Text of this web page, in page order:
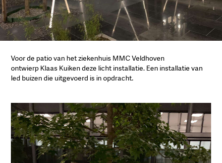
Voor de patio van het ziekenhuis MMC Veldhoven
ontwierp Klaas Kuiken deze licht installatie. Een installatie van
led buizen die uitgevoerd is in opdracht.